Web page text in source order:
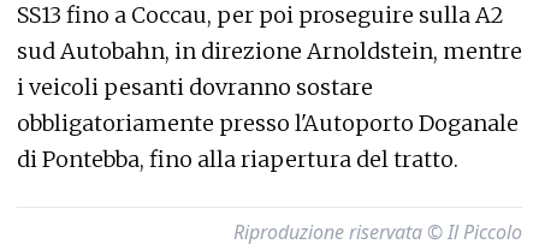
SS13 fino a Coccau, per poi proseguire sulla A2
sud Autobahn, in direzione Arnoldstein, mentre
i veicoli pesanti dovranno sostare
obbligatoriamente presso l'Autoporto Doganale
di Pontebba, fino alla riapertura del tratto.
Riproduzione riservata © Il Piccolo